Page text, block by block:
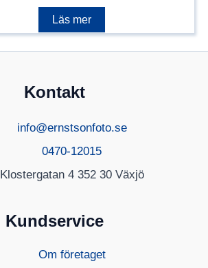
Läs mer
Kontakt
info@ernstsonfoto.se
0470-12015
Klostergatan 4 352 30 Växjö
Kundservice
Om företaget